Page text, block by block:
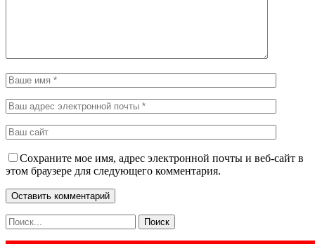
Сохраните мое имя, адрес электронной почты и веб-сайт в
этом браузере для следующего комментария.